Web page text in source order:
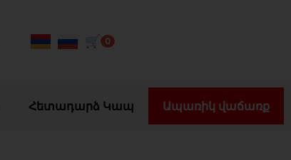
🛒 0
Հետադարձ Կապ Ապառիկ վաճառք